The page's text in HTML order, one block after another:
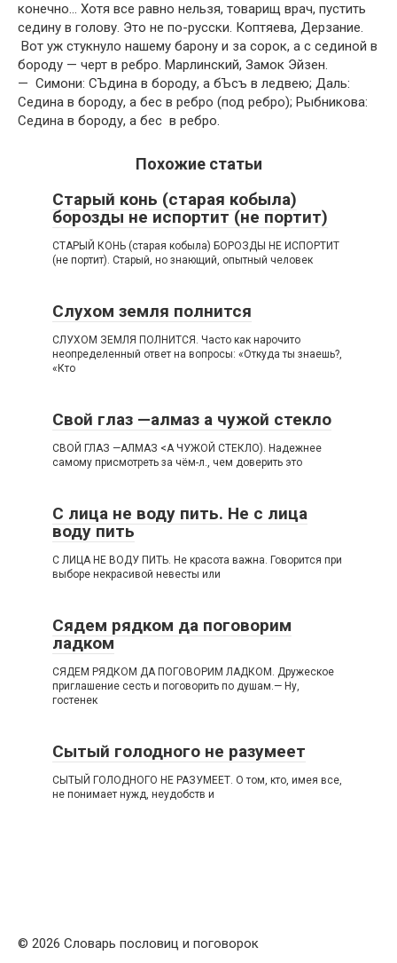
конечно… Хотя все равно нельзя, товарищ врач, пустить
седину в голову. Это не по-русски. Коптяева, Дерзание.
Вот уж стукнуло нашему барону и за сорок, а с сединой в
бороду — черт в ребро. Марлинский, Замок Эйзен.
— Симони: СЪдина в бороду, а бЪсъ в ледвею; Даль:
Седина в бороду, а бес в ребро (под ребро); Рыбникова:
Седина в бороду, а бес в ребро.
Похожие статьи
Старый конь (старая кобыла)
борозды не испортит (не портит)
СТАРЫЙ КОНЬ (старая кобыла) БОРОЗДЫ НЕ ИСПОРТИТ
(не портит). Старый, но знающий, опытный человек
Слухом земля полнится
СЛУХОМ ЗЕМЛЯ ПОЛНИТСЯ. Часто как нарочито
неопределенный ответ на вопросы: «Откуда ты знаешь?,
«Кто
Свой глаз —алмаз а чужой стекло
СВОЙ ГЛАЗ —АЛМАЗ <А ЧУЖОЙ СТЕКЛО). Надежнее
самому присмотреть за чём-л., чем доверить это
С лица не воду пить. Не с лица
воду пить
С ЛИЦА НЕ ВОДУ ПИТЬ. Не красота важна. Говорится при
выборе некрасивой невесты или
Сядем рядком да поговорим
ладком
СЯДЕМ РЯДКОМ ДА ПОГОВОРИМ ЛАДКОМ. Дружеское
приглашение сесть и поговорить по душам.— Ну,
гостенек
Сытый голодного не разумеет
СЫТЫЙ ГОЛОДНОГО НЕ РАЗУМЕЕТ. О том, кто, имея все,
не понимает нужд, неудобств и
© 2026 Словарь пословиц и поговорок